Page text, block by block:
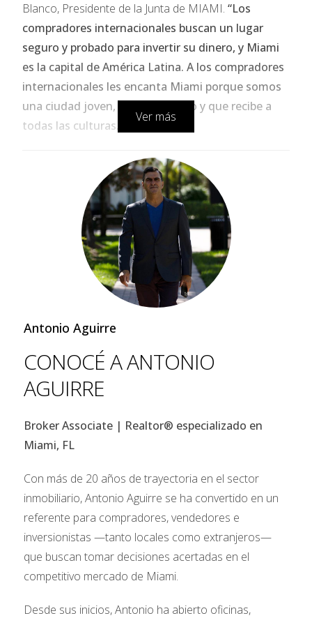
Blanco, Presidente de la Junta de MIAMI. “Los
compradores internacionales buscan un lugar
seguro y probado para invertir su dinero, y Miami
es la capital de América Latina. A los compradores
internacionales les encanta Miami porque somos
una ciudad joven, en crecimiento y que recibe a
todas las culturas.”
En junio de 2025, más de 140 países realizaron
MiamiRealtors.com, que cuenta con
tres portales de búsqueda de propiedades para
consumidores. El top 10 incluye países de cuatro
continentes: Norteamérica, Sudamérica, Europa y
Top 10 países que más buscaron en
MiamiRealtors.com en junio de 2025
Participación en búsquedas internacionales
Colombia: 13.3%
España: 8.3%
Canadá: 5.7%
Filipinas: 5.3%
India: 4.9%
Rusia: 4.9%
Ver más
Antonio Aguirre
CONOCÉ A ANTONIO
AGUIRRE
Broker Associate | Realtor® especializado en
Miami, FL
Con más de 20 años de trayectoria en el sector
inmobiliario, Antonio Aguirre se ha convertido en un
referente para compradores, vendedores e
inversionistas —tanto locales como extranjeros—
que buscan tomar decisiones acertadas en el
competitivo mercado de Miami.
Desde sus inicios, Antonio ha abierto oficinas,